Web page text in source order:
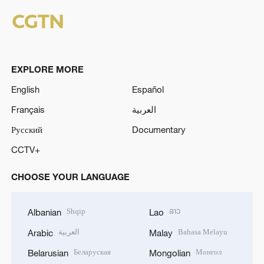
EXPLORE MORE
English
Español
Français
العربية
Русский
Documentary
CCTV+
CHOOSE YOUR LANGUAGE
Albanian Shqip
Arabic العربية
Belarusian Беларуская
Lao ລາວ
Malay Bahasa Melayu
Mongolian Монгол